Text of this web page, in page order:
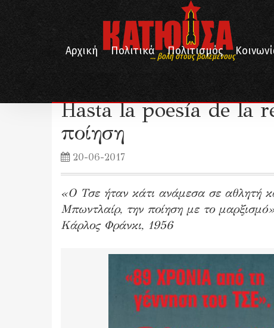
... βολή στους βολεμένους
Αρχική
Πολιτικά Πολιτισμός
Λογοτεχνία
Hasta la poesía de la
ποίηση
20-06-2017
«Ο Τσε ήταν κάτι ανάμεσα σε αθλητή
Μπωντλαίρ, την ποίηση με το μαρξισμό»
Κάρλος Φράνκι, 1956